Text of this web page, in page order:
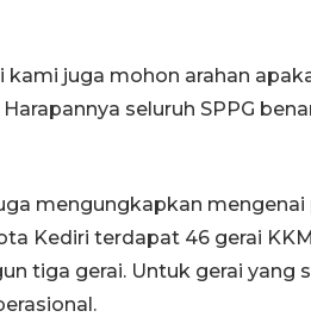
kami juga mohon arahan
seluruh SPPG
mengungkapkan
Kediri terdapat 46 gerai
tiga gerai. Untuk gerai yang